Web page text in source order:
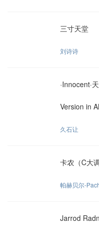
三寸天堂
刘诗诗
·Innocent·
Version in
久石让
卡农（C大
帕赫贝尔-
Jarrod